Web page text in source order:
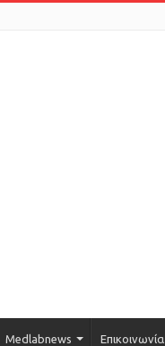
Medlabnews Επικοινωνία